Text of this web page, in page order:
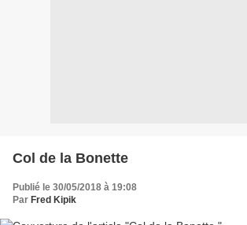
Col de la Bonette
Publié le 30/05/2018 à 19:08
Par Fred Kipik